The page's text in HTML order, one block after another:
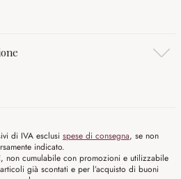
di IVA esclusi spese di consegna, se non
indicato.
non cumulabile con promozioni e utilizzabile
già scontati e per l’acquisto di buoni